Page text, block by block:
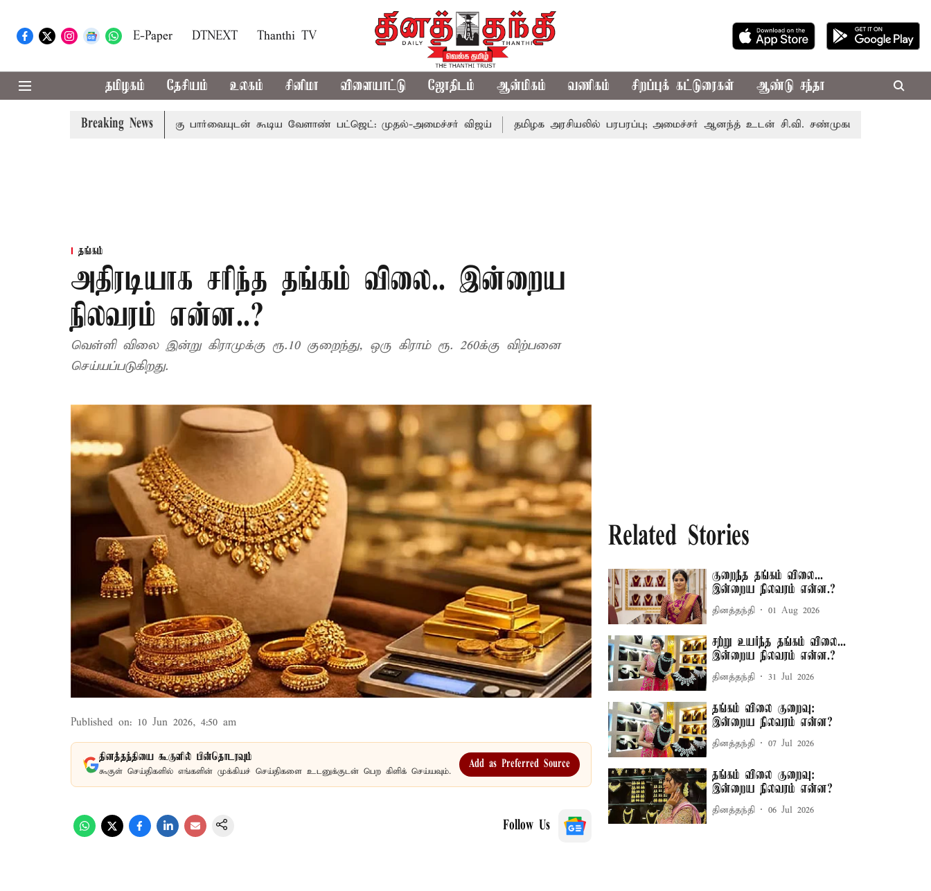
E-Paper DTNEXT Thanthi TV
தமிழகம் தேசியம் உலகம் சினிமா விளையாட்டு ஜோதிடம் ஆன்மிகம் வணிகம் சிறப்புக் கட்டுரைகள் ஆண்டு சந்தா
Breaking News
தொலைநோக்கு பார்வையுடன் கூடிய வேளாண் பட்ஜெட்: முதல்-அமைச்சர் விஜய் தமிழக அரசியலில் பரபரப்பு; அமைச்சர் ஆனந்த் உடன் சி.வி. சண்முகம், வேலுமணி சந்திப்பு
தங்கம்
அதிரடியாக சரிந்த தங்கம் விலை.. இன்றைய
நிலவரம் என்ன..?
வெள்ளி விலை இன்று கிராமுக்கு ரூ.10 குறைந்து, ஒரு கிராம் ரூ. 260க்கு விற்பனை
செய்யப்படுகிறது.
Published on: 10 Jun 2026, 4:50 am
தினத்தந்தியை கூகுளில் பின்தொடரவும்
கூகுள் செய்திகளில் எங்களின் முக்கியச் செய்திகளை உடனுக்குடன் பெற கிளிக் செய்யவும்.
Add as Preferred Source
Follow Us
Related Stories
குறைந்த தங்கம் விலை...
இன்றைய நிலவரம் என்ன.?
தினத்தந்தி 01 Aug 2026
சற்று உயர்ந்த தங்கம் விலை...
இன்றைய நிலவரம் என்ன.?
தினத்தந்தி 31 Jul 2026
தங்கம் விலை குறைவு:
இன்றைய நிலவரம் என்ன?
தினத்தந்தி 07 Jul 2026
தங்கம் விலை குறைவு:
இன்றைய நிலவரம் என்ன?
தினத்தந்தி 06 Jul 2026